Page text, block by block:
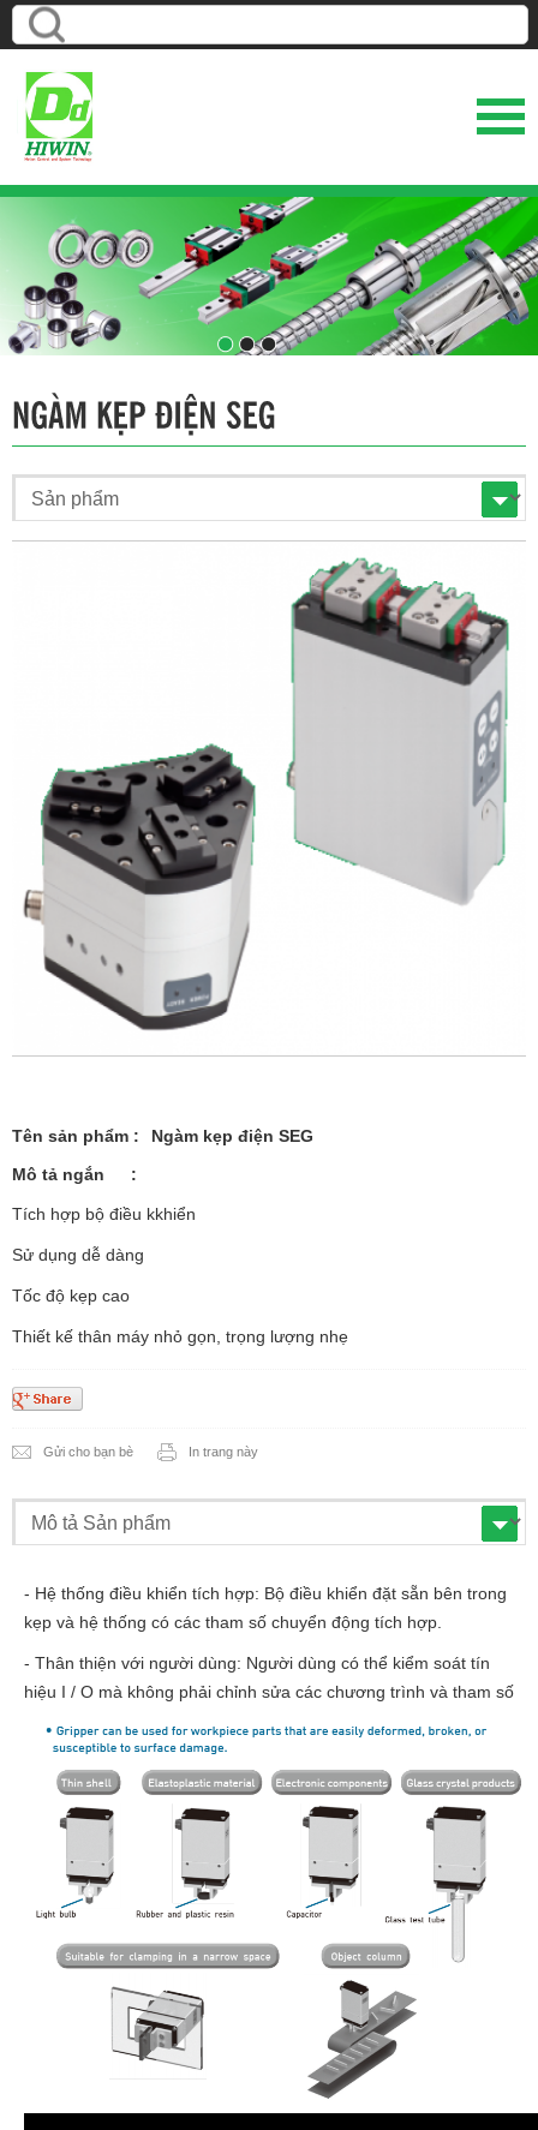
1 2 3
Tên sản phẩm :
Ngàm kẹp điện SEG
Mô tả ngắn
:
Tích hợp bộ điều kkhiển
Sử dụng dễ dàng
Tốc độ kẹp cao
Thiết kế thân máy nhỏ gọn, trọng lượng nhẹ
Gửi cho bạn bè In trang này
- Hệ thống điều khiển tích hợp: Bộ điều khiển đặt sẵn bên trong
kẹp và hệ thống có các tham số chuyển động tích hợp.
- Thân thiện với người dùng: Người dùng có thể kiểm soát tín
hiệu I / O mà không phải chỉnh sửa các chương trình và tham số